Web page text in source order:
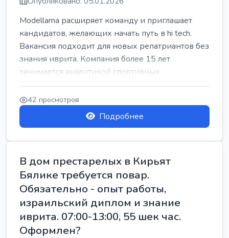
Modellama расширяет команду и приглашает
кандидатов, желающих начать путь в hi tech.
Вакансия подходит для новых репатриантов без
знания иврита. Компания более 15 лет
занимается аналитикой спортивных ...
42 просмотров
Подробнее
В дом престарелых в Кирьят
Бялике требуется повар.
Обязательно - опыт работы,
израильский диплом и знание
иврита. 07:00-13:00, 55 шек час.
Оформлен?